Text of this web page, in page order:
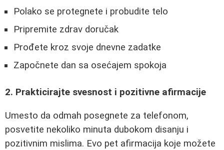
Polako se protegnete i probudite telo
Pripremite zdrav doručak
Prođete kroz svoje dnevne zadatke
Započnete dan sa osećajem spokoja
2. Prakticirajte svesnost i pozitivne afirmacije
Umesto da odmah posegnete za telefonom,
posvetite nekoliko minuta dubokom disanju i
pozitivnim mislima. Evo pet afirmacija koje možete